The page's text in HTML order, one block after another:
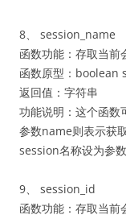
8、 session_name
函数功能：存取当前
函数原型：boolean
返回值：字符串
功能说明：这个函数
参数name则表示获
session名称设为参
9、 session_id
函数功能：存取当前